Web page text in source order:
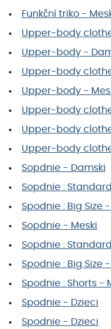
Funkční triko -
Upper-body
Upper-body -
Upper-body
Upper-body -
Upper-body
Upper-body
Upper-body
Sopdnie - Damski
Sopdnie :
Spodnie : Big Size
Sopdnie - Meski
Sopdnie :
Spodnie : Big Size
Spodnie : Shorts -
Spodnie - Dzieci
Spodnie - Dzieci